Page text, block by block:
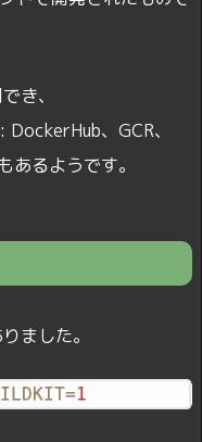
き、
、GCR、
あるようです。
ました。
=1